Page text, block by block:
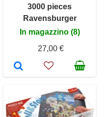
3000 pieces
Ravensburger
In magazzino (8)
27,00 €